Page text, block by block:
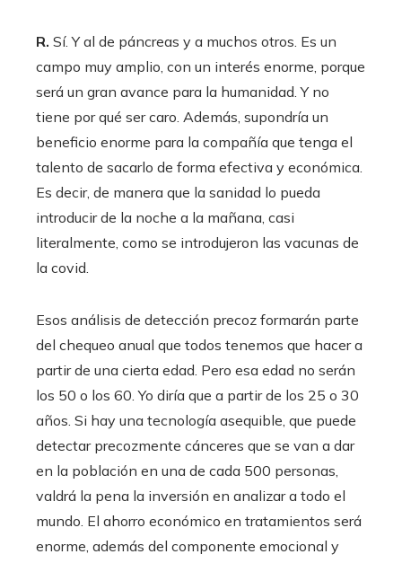
R. Sí. Y al de páncreas y a muchos otros. Es un
campo muy amplio, con un interés enorme, porque
será un gran avance para la humanidad. Y no
tiene por qué ser caro. Además, supondría un
beneficio enorme para la compañía que tenga el
talento de sacarlo de forma efectiva y económica.
Es decir, de manera que la sanidad lo pueda
introducir de la noche a la mañana, casi
literalmente, como se introdujeron las vacunas de
la covid.
Esos análisis de detección precoz formarán parte
del chequeo anual que todos tenemos que hacer a
partir de una cierta edad. Pero esa edad no serán
los 50 o los 60. Yo diría que a partir de los 25 o 30
años. Si hay una tecnología asequible, que puede
detectar precozmente cánceres que se van a dar
en la población en una de cada 500 personas,
valdrá la pena la inversión en analizar a todo el
mundo. El ahorro económico en tratamientos será
enorme, además del componente emocional y